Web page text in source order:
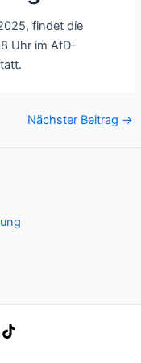
findet die
Uhr im AfD-
Nächster Beitrag →